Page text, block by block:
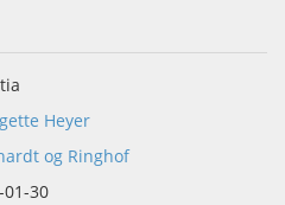
Heyer
og Ringhof
01-30